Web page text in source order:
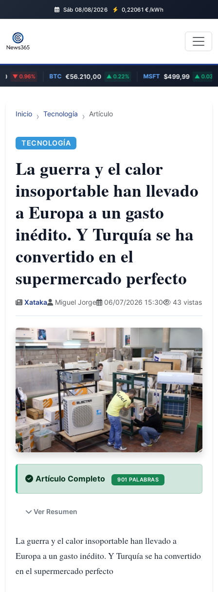
Sáb 08/08/2026 0,22061 €/kWh
0.96% €56.210,00 0.22% MSFT $499,99 0.03%
Inicio Tecnología Artículo
TECNOLOGÍA
La guerra y el calor
insoportable han llevado
a Europa a un gasto
inédito. Y Turquía se ha
convertido en el
supermercado perfecto
Xataka Miguel Jorge 06/07/2026 15:30 43 vistas
Artículo Completo 901 PALABRAS
Ver Resumen
La guerra y el calor insoportable han llevado a
Europa a un gasto inédito. Y Turquía se ha convertido
en el supermercado perfecto